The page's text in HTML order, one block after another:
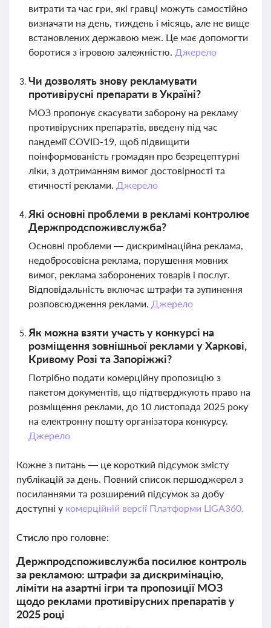
витрати та час гри, які гравці можуть самостійно
визначати на день, тиждень і місяць, але не вище
встановлених державою меж. Це має допомогти
боротися з ігровою залежністю. Джерело
Чи дозволять знову рекламувати
противірусні препарати в Україні?
МОЗ пропонує скасувати заборону на рекламу
противірусних препаратів, введену під час
пандемії COVID-19, щоб підвищити
поінформованість громадян про безрецептурні
ліки, з дотриманням вимог достовірності та
етичності реклами. Джерело
Які основні проблеми в рекламі контролює
Держпродспоживслужба?
Основні проблеми — дискримінаційна реклама,
недобросовісна реклама, порушення мовних
вимог, реклама заборонених товарів і послуг.
Відповідальність включає штрафи та зупинення
розповсюдження реклами. Джерело
Як можна взяти участь у конкурсі на
розміщення зовнішньої реклами у Харкові,
Кривому Розі та Запоріжжі?
Потрібно подати комерційну пропозицію з
пакетом документів, що підтверджують право на
розміщення реклами, до 10 листопада 2025 року
на електронну пошту організатора конкурсу.
Джерело
Кожне з питань — це короткий підсумок змісту
публікацій за день. Повний список першоджерел з
посиланнями та розширений підсумок за добу
доступні у комерційній версії Платформи LIGA360.
Стисло про головне:
Держпродспоживслужба посилює контроль
за рекламою: штрафи за дискримінацію,
ліміти на азартні ігри та пропозиції МОЗ
щодо реклами противірусних препаратів у
2025 році